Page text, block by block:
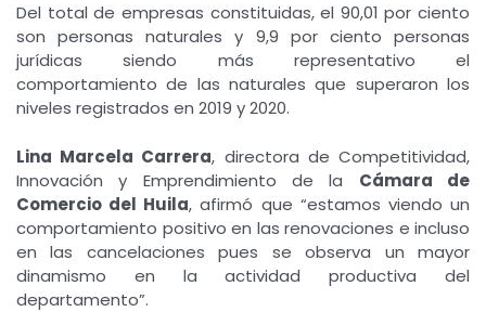
Del total de empresas constituidas, el 90,01 por ciento
son personas naturales y 9,9 por ciento personas
jurídicas siendo más representativo el
comportamiento de las naturales que superaron los
niveles registrados en 2019 y 2020.
Lina Marcela Carrera, directora de Competitividad,
Innovación y Emprendimiento de la Cámara de
Comercio del Huila, afirmó que “estamos viendo un
comportamiento positivo en las renovaciones e incluso
en las cancelaciones pues se observa un mayor
dinamismo en la actividad productiva del
departamento”.